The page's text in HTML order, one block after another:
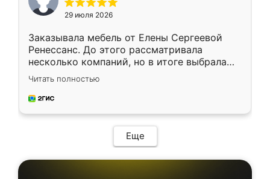
29 июля 2026
Заказывала мебель от Елены Сергеевой
Ренессанс. До этого рассматривала
несколько компаний, но в итоге выбрала
эту. Сначала обговорили условия, потом
приехал замерщик, всё спокойно объяснил
и снял размеры. Изготовили в срок, с
мебель сразу встала на свое место без
каких-либо доработок. Качеством осталась
довольна, все выглядит так, как и ожидала.
Читать полностью
Еще